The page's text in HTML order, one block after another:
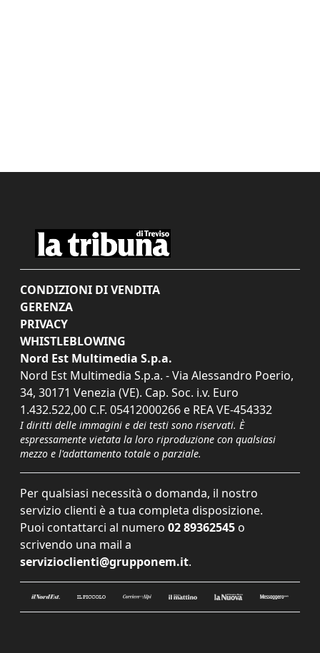
CONDIZIONI DI VENDITA
GERENZA
PRIVACY
WHISTLEBLOWING
Nord Est Multimedia S.p.a.
Nord Est Multimedia S.p.a. - Via Alessandro Poerio,
34, 30171 Venezia (VE). Cap. Soc. i.v. Euro
1.432.522,00 C.F. 05412000266 e REA VE-454332
I diritti delle immagini e dei testi sono riservati. È
espressamente vietata la loro riproduzione con qualsiasi
mezzo e l'adattamento totale o parziale.
Per qualsiasi necessità o domanda, il nostro
servizio clienti è a tua completa disposizione.
Puoi contattarci al numero 02 89362545 o
scrivendo una mail a
servizioclienti@grupponem.it.